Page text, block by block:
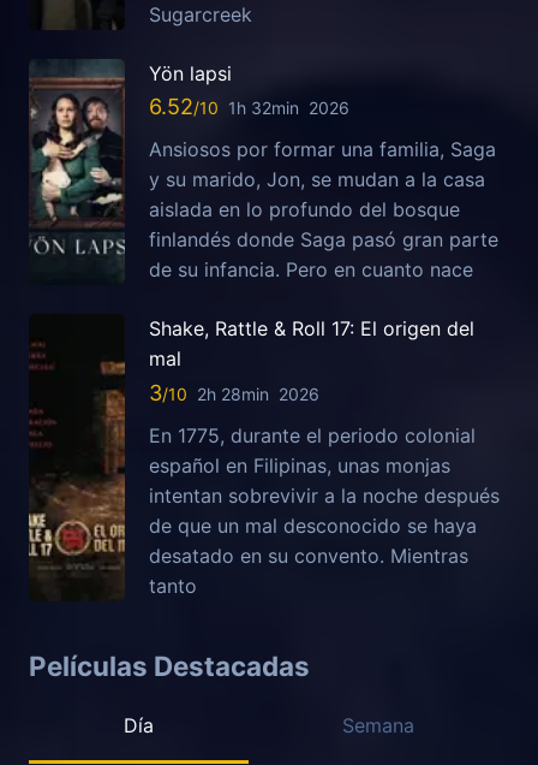
Sugarcreek
Yön lapsi
6.52 1h 32min 2026
Ansiosos por formar una familia, Saga
y su marido, Jon, se mudan a la casa
aislada en lo profundo del bosque
finlandés donde Saga pasó gran parte
de su infancia. Pero en cuanto nace
Shake, Rattle & Roll 17: El origen del
mal
3 2h 28min 2026
En 1775, durante el periodo colonial
español en Filipinas, unas monjas
intentan sobrevivir a la noche después
de que un mal desconocido se haya
desatado en su convento. Mientras
tanto
Películas Destacadas
Día Semana